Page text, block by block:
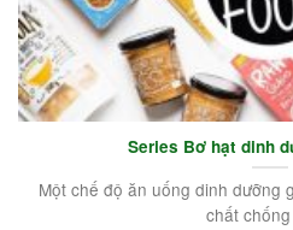
Series Bơ hạt dinh
Một chế độ ăn uống dinh dưỡng
chất